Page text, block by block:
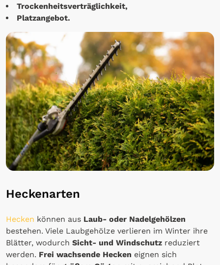
Trockenheitsverträglichkeit,
Platzangebot.
Heckenarten
Hecken können aus Laub- oder Nadelgehölzen
bestehen. Viele Laubgehölze verlieren im Winter ihre
Blätter, wodurch Sicht- und Windschutz reduziert
werden. Frei wachsende Hecken eignen sich